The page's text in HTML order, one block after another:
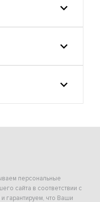
персональные
сайта в соответствии с
гарантируем, что Ваши